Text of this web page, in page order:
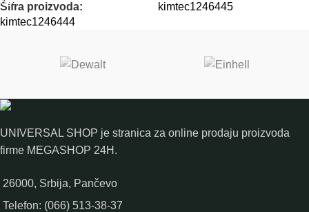
Šifra proizvoda:
kimtec1246444
kimtec1246445
UNIVERSAL SHOP je stranica za online prodaju proizvoda
firme MEGASHOP 24H.
26000, Srbija, Pančevo
Telefon: (066) 513-38-37